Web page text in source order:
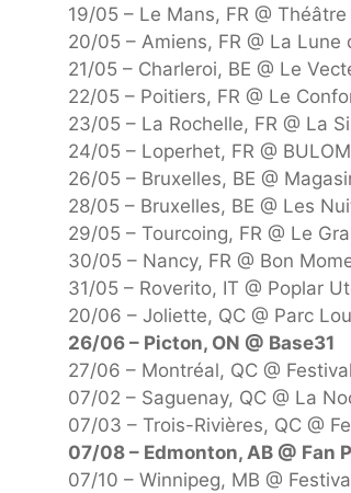
19/05 – Le Mans, FR @
20/05 – Amiens, FR @ La Lune
21/05 – Charleroi, BE @ Le
22/05 – Poitiers, FR @ Le
23/05 – La Rochelle, FR @ La
24/05 – Loperhet, FR @
26/05 – Bruxelles, BE @
28/05 – Bruxelles, BE @ Les
29/05 – Tourcoing, FR @ Le
30/05 – Nancy, FR @ Bon
31/05 – Roverito, IT @ Poplar
20/06 – Joliette, QC @ Parc
26/06 – Picton, ON @ Base31
27/06 – Montréal, QC @
07/02 – Saguenay, QC @ La
07/03 – Trois-Rivières, QC @
07/08 – Edmonton, AB @ Fan
07/10 – Winnipeg, MB @